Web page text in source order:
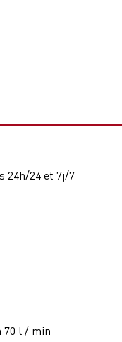
24h/24 et 7j/7
70 l / min